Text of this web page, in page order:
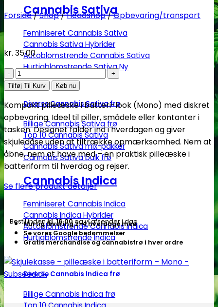
Cannabis Sativa
Feminiseret Cannabis Sativa
Cannabis Sativa Hybrider
Autoblomstrende Cannabis Sativa
Hurtigblomstrende Sativa
Diverse Cannabis Sativa frø
Billige Cannabis Sativa frø
Top 10 Cannabis Sativa
Cannabis Sativa mix-pakker
Cannabis Sativa bulk frø
Cannabis Indica
Feminiseret Cannabis Indica
Cannabis Indica Hybrider
Autoblomstrende Cannabis Indica
Hurtigblomstrende Indica
Diverse Cannabis Indica frø
Billige Cannabis Indica frø
Forside/Shop/Headshop/Opbevaring/transport
kr. 35.00
Skjulekasse
–
i
batteriform
–
Mono
-
Subseed.dk
antal
Tilføj Til Kurv Køb nu
Kompakt pilleæske i batteri-look (Mono) med diskret
opbevaring. Ideel til piller, smådele eller kontanter i
tasken. Designet falder ind i hverdagen og giver
skjuledåse uden at tiltrække opmærksomhed. Nem at
åbne, nem at have med – en praktisk pilleæske i
batteriform til hverdag og rejser.
Se flere produkt detaljer
Bestil indenkl. 16.00og vi afsender i dag
Hurtig levering 2-4 hverdage med
Se vores Google bedømmelser
Gratis merchandise og cannabisfrø i hver ordre